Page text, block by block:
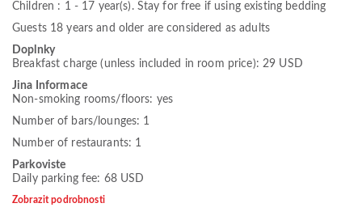
Children : 1 - 17 year(s). Stay for free if using existing bedding
Guests 18 years and older are considered as adults
Doplnky
Breakfast charge (unless included in room price): 29 USD
Jina Informace
Non-smoking rooms/floors: yes
Number of bars/lounges: 1
Number of restaurants: 1
Parkoviste
Daily parking fee: 68 USD
Zobrazit podrobnosti